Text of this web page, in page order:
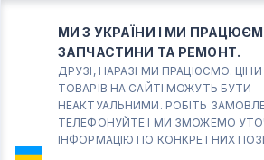
МИ З УКРАЇНИ І МИ
ЗАПЧАСТИНИ ТА РЕМОНТ.
ДРУЗІ, НАРАЗІ МИ ПРАЦЮЄМО. ЦІНИ
ТОВАРІВ НА САЙТІ МОЖУТЬ БУТИ
НЕАКТУАЛЬНИМИ. РОБІТЬ
ТЕЛЕФОНУЙТЕ І МИ ЗМОЖЕМО
ІНФОРМАЦІЮ ПО КОНКРЕТНИХ
КИЇВ БОРИСПІЛЬ
Вт.- Сб.
10:00 - 18:00